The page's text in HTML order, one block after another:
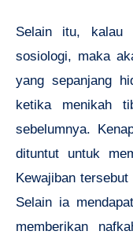
Selain itu, kalau
sosiologi, maka
yang sepanjang
ketika menikah
sebelumnya.
dituntut untuk
Kewajiban
Selain ia
memberikan